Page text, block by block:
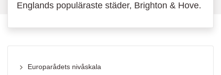
Englands populäraste städer, Brighton & Hove.
Europarådets nivåskala